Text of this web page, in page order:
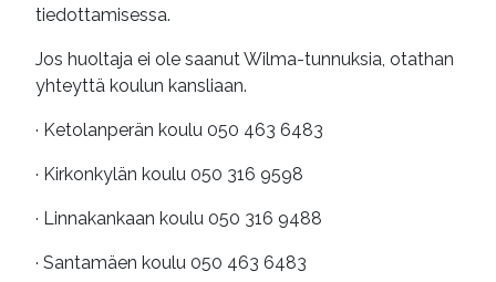
tiedottamisessa.
Jos huoltaja ei ole saanut Wilma-tunnuksia, otathan
yhteyttä koulun kansliaan.
· Ketolanperän koulu 050 463 6483
· Kirkonkylän koulu 050 316 9598
· Linnakankaan koulu 050 316 9488
· Santamäen koulu 050 463 6483